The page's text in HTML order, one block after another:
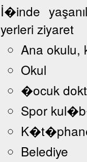
İ�inde
yerleri ziyaret
Ana okulu,
Okul
�ocuk
Spor
Belediye